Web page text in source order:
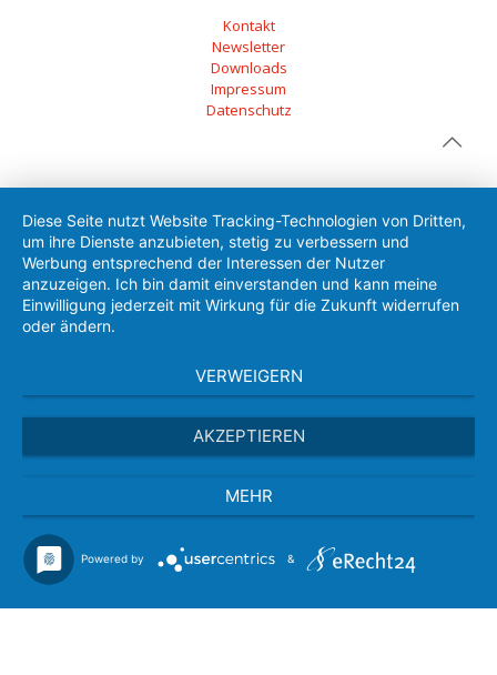
Kontakt
Newsletter
Downloads
Impressum
Datenschutz
Diese Seite nutzt Website Tracking-Technologien von Dritten,
um ihre Dienste anzubieten, stetig zu verbessern und
Werbung entsprechend der Interessen der Nutzer
anzuzeigen. Ich bin damit einverstanden und kann meine
Einwilligung jederzeit mit Wirkung für die Zukunft widerrufen
oder ändern.
VERWEIGERN
AKZEPTIEREN
MEHR
Powered by &